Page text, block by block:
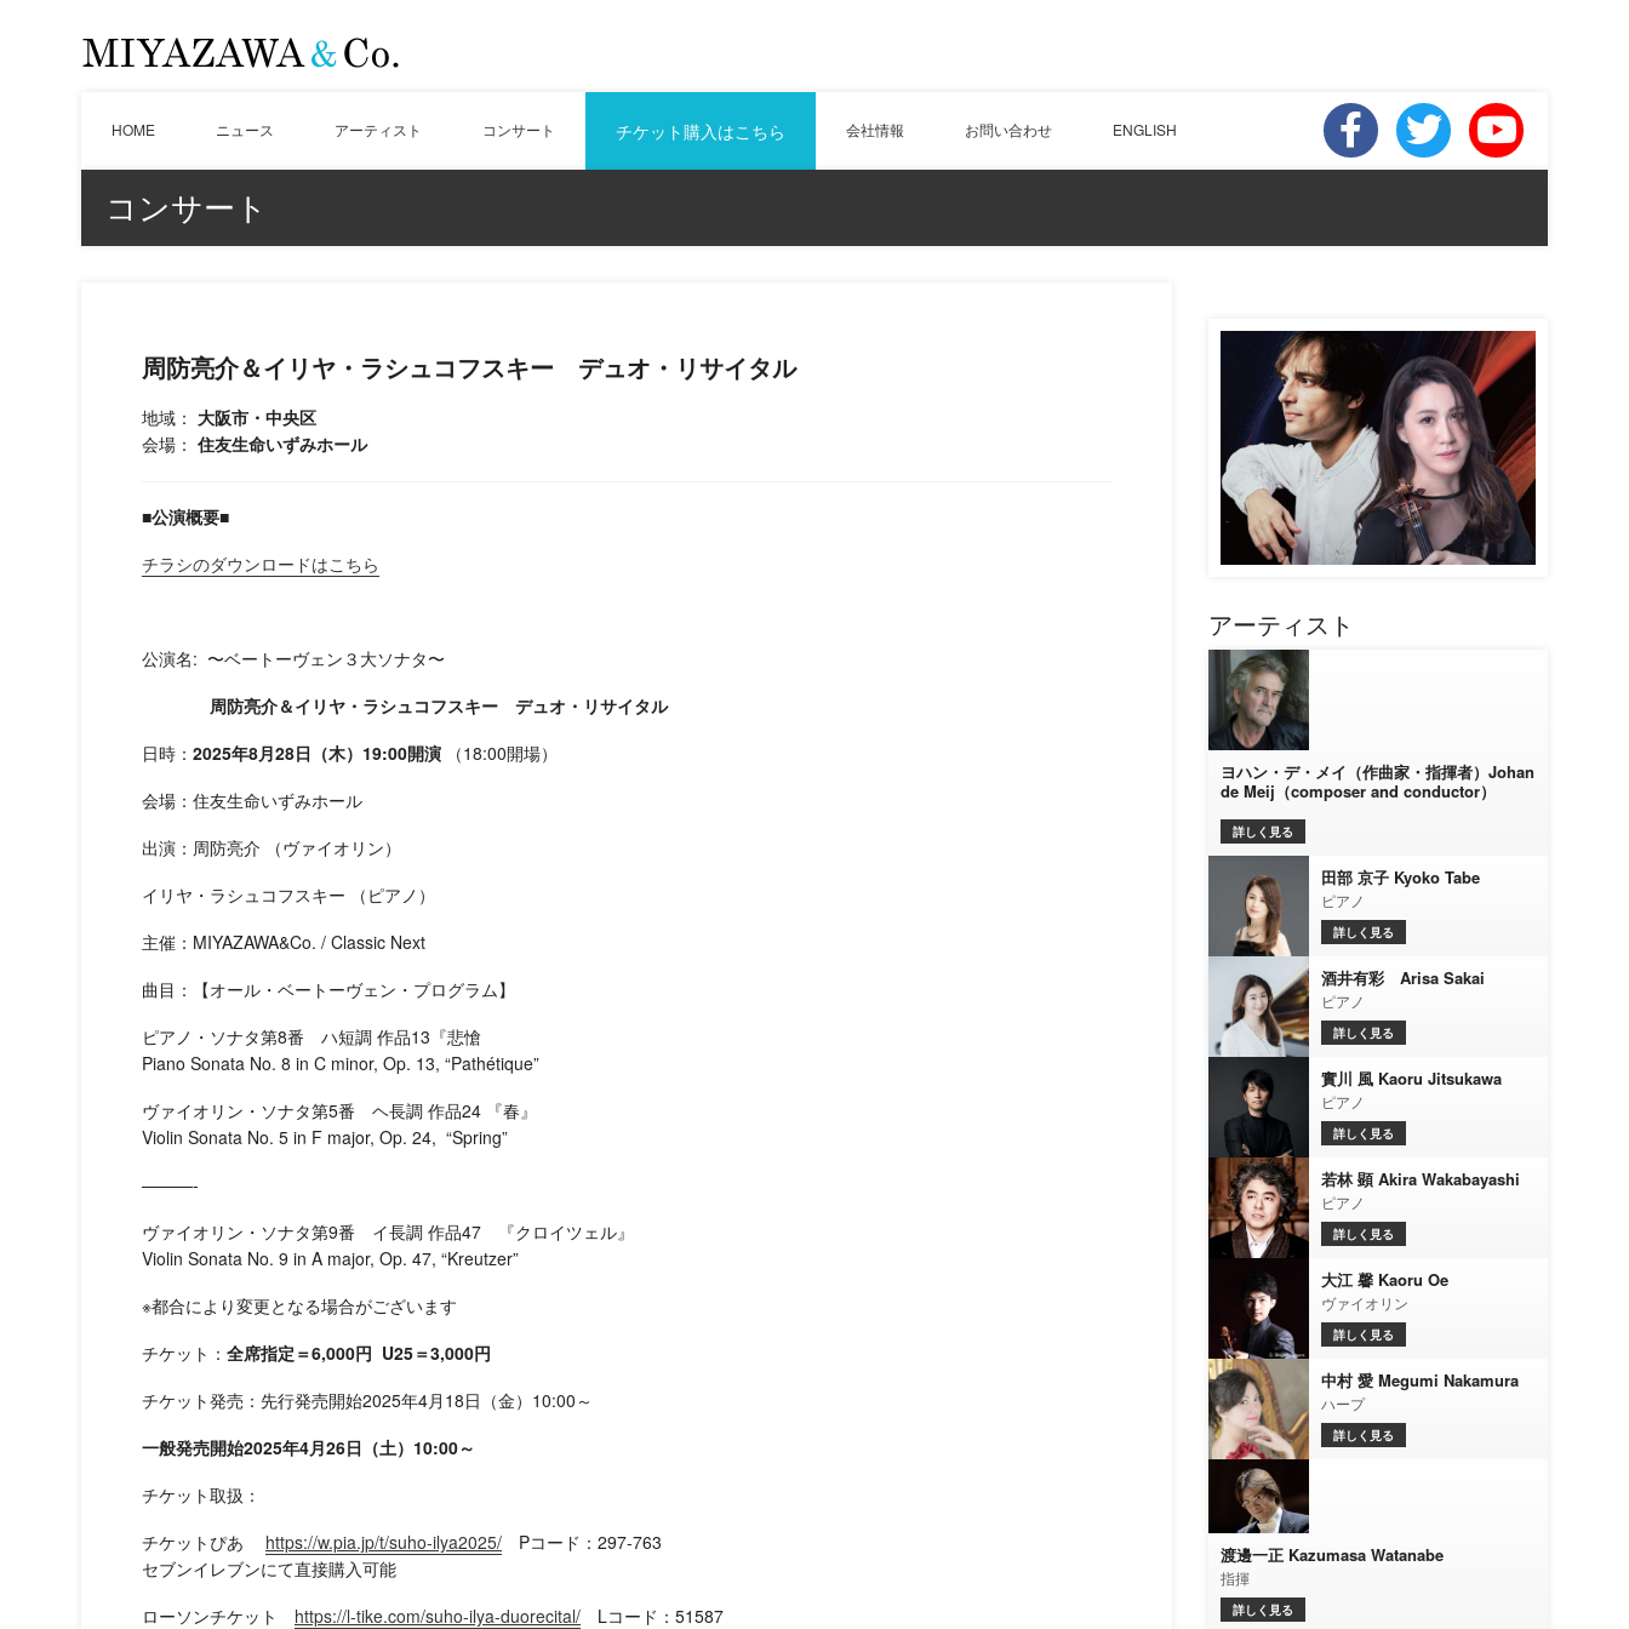
HOME ニュース アーティスト コンサート チケット購入はこちら 会社情報 お問い合わせ ENGLISH
コンサート
周防亮介＆イリヤ・ラシュコフスキー デュオ・リサイタル
地域： 大阪市・中央区
会場： 住友生命いずみホール
■公演概要■
チラシのダウンロードはこちら
公演名: 〜ベートーヴェン３大ソナタ〜
周防亮介＆イリヤ・ラシュコフスキー デュオ・リサイタル
日時： 2025年8月28日（木）19:00開演 （18:00開場）
会場：住友生命いずみホール
出演：周防亮介 （ヴァイオリン）
イリヤ・ラシュコフスキー （ピアノ）
主催：MIYAZAWA&Co. / Classic Next
曲目：【オール・ベートーヴェン・プログラム】
ピアノ・ソナタ第8番 ハ短調 作品13『悲愴
Piano Sonata No. 8 in C minor, Op. 13, “Pathétique”
ヴァイオリン・ソナタ第5番 ヘ長調 作品24 『春』
Violin Sonata No. 5 in F major, Op. 24, “Spring”
———-
ヴァイオリン・ソナタ第9番 イ長調 作品47 『クロイツェル』
Violin Sonata No. 9 in A major, Op. 47, “Kreutzer”
※都合により変更となる場合がございます
チケット： 全席指定＝6,000円 U25＝3,000円
チケット発売：先行発売開始2025年4月18日（金）10:00～
一般発売開始2025年4月26日（土）10:00～
チケット取扱：
チケットぴあ https://w.pia.jp/t/suho-ilya2025/ Pコード：297‐763
セブンイレブンにて直接購入可能
ローソンチケット https://l-tike.com/suho-ilya-duorecital/ Lコード：51587
アーティスト
ヨハン・デ・メイ（作曲家・指揮者）Johan
de Meij（composer and conductor）
詳しく見る
田部 京子 Kyoko Tabe
ピアノ
詳しく見る
酒井有彩 Arisa Sakai
ピアノ
詳しく見る
實川 風 Kaoru Jitsukawa
ピアノ
詳しく見る
若林 顕 Akira Wakabayashi
ピアノ
詳しく見る
大江 馨 Kaoru Oe
ヴァイオリン
詳しく見る
中村 愛 Megumi Nakamura
ハープ
詳しく見る
渡邊一正 Kazumasa Watanabe
指揮
詳しく見る